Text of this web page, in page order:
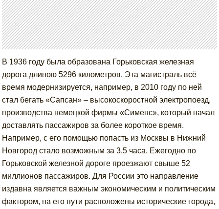
В 1936 году была образована Горьковская железная
дорога длиною 5296 километров. Эта магистраль всё
время модернизируется, например, в 2010 году по ней
стал бегать «Сапсан» – высокоскоростной электропоезд,
производства немецкой фирмы «Сименс», который начал
доставлять пассажиров за более короткое время.
Например, с его помощью попасть из Москвы в Нижний
Новгород стало возможным за 3,5 часа. Ежегодно по
Горьковской железной дороге проезжают свыше 52
миллионов пассажиров. Для России это направление
издавна является важным экономическим и политическим
фактором, на его пути расположены исторические города,